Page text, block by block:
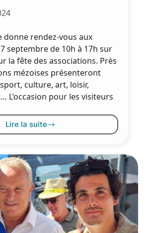
donne rendez-vous aux
septembre de 10h à 17h sur
la fête des associations. Près
mézoises présenteront
culture, art, loisir,
L’occasion pour les visiteurs
Lire la suite
Le
de
la
rentrée
:
la
fête
des